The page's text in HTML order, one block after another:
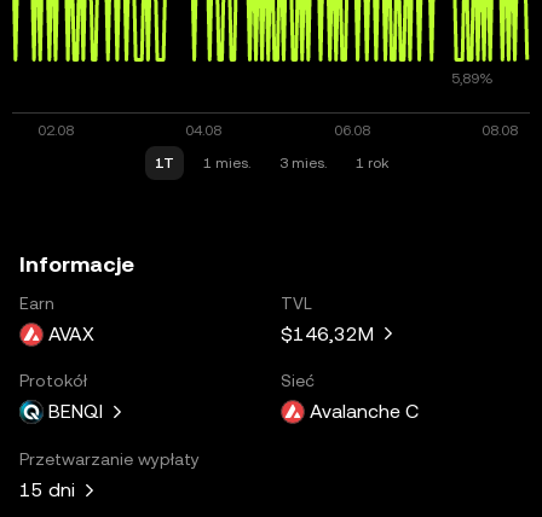
1T 1 mies. 3 mies. 1 rok
Informacje
Earn
AVAX
TVL
$146,32M
Protokół
BENQI
Sieć
Avalanche C
Przetwarzanie wypłaty
15 dni